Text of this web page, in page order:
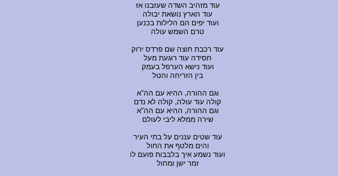
עוד מזהיב השדה שעזבנו אז
עוד הארץ נושאת יבולה
ועוד יפים הם הלילות בכנען
טרם השמש עולה
עוד רכבת חוצה שם פרדס ירוק
חסידה עוד רוגעת מעל
ועוד נישא הערפל בעמק
בין הזריחה והטל
וגם ההורה, ההיא עם הה"א
קולה עוד עולה, קולה לא נדם
וגם ההורה, ההיא עם הה"א
שירה ממלא ליבי לעולם
עוד שטים עננים על בתי העיר
והים מלטף את החול
ועוד נשמע איך בלבבות פועם לו
זמר ישן ומחול